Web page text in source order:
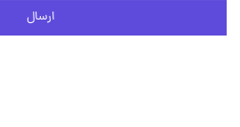
ارسال